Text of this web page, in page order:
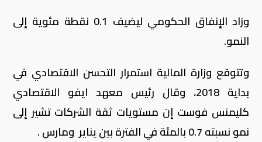
وزاد الإنفاق الحكومي ليضيف 0.1 نقطة مئوية إلى
النمو.
وتتوقع وزارة المالية استمرار التحسن الاقتصادي في
بداية 2018، وقال رئيس معهد ايفو الاقتصادي
كليمنس فوست إن مستويات ثقة الشركات تشير إلى
نمو نسبته 0.7 بالمئة في الفترة بين يناير ومارس .